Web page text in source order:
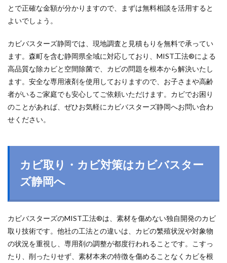
とで正確な金額が分かりますので、まずは無料相談を活用すると
よいでしょう。
カビバスターズ静岡では、現地調査と見積もりを無料で承ってい
ます。森町を含む静岡県全域に対応しており、MIST工法®による
高品質な除カビと空間除菌で、カビの問題を根本から解決いたし
ます。安全な専用液剤を使用しておりますので、お子さまや高齢
者がいるご家庭でも安心してご依頼いただけます。カビでお困り
のことがあれば、ぜひお気軽にカビバスターズ静岡へお問い合わ
せください。
カビ取り・カビ対策はカビバスター
ズ静岡へ
カビバスターズのMIST工法®は、素材を傷めない独自開発のカビ
取り技術です。他社の工法との違いは、カビの繁殖状況や対象物
の状況を重視し、専用剤の調整が都度行われることです。こすっ
たり、削ったりせず、素材本来の特徴を傷めることなくカビを根